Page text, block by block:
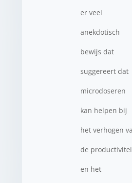
er veel
anekdotisch
bewijs dat
suggereert dat
microdoseren
kan helpen bij
het verhogen
de
en het